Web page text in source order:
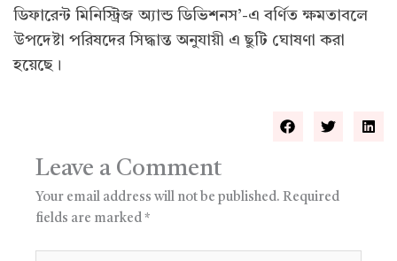
ডিফারেন্ট মিনিস্ট্রিজ অ্যান্ড ডিভিশনস’-এ বর্ণিত ক্ষমতাবলে
উপদেষ্টা পরিষদের সিদ্ধান্ত অনুযায়ী এ ছুটি ঘোষণা করা
হয়েছে।
Leave a Comment
Your email address will not be published. Required
fields are marked *